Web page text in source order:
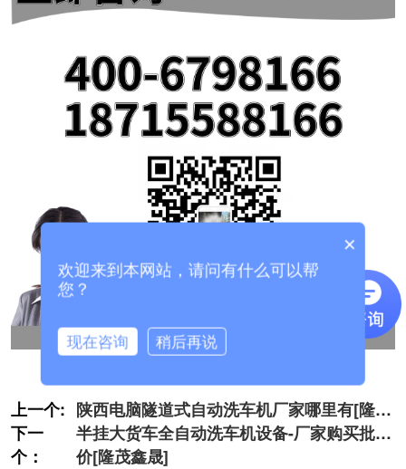
上一个: 陕西电脑隧道式自动洗车机厂家哪里有[隆茂
鑫晟]
下一
个：
半挂大货车全自动洗车机设备-厂家购买批发
价[隆茂鑫晟]
×
欢迎来到本网站，请问有什么可以帮
您？
现在咨询 稍后再说